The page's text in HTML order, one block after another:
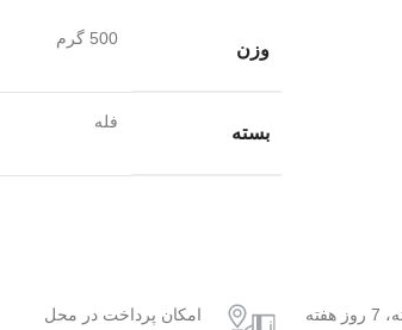
وزن
500 گرم
بسته
فله
امکان پرداخت در محل